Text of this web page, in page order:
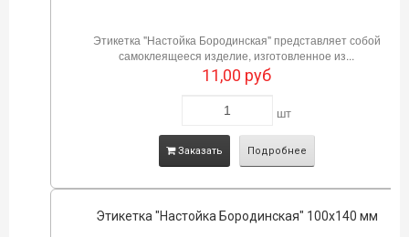
Этикетка "Настойка Бородинская" представляет собой
самоклеящееся изделие, изготовленное из...
11,00 руб
шт
Заказать Подробнее
Этикетка "Настойка Бородинская" 100х140 мм